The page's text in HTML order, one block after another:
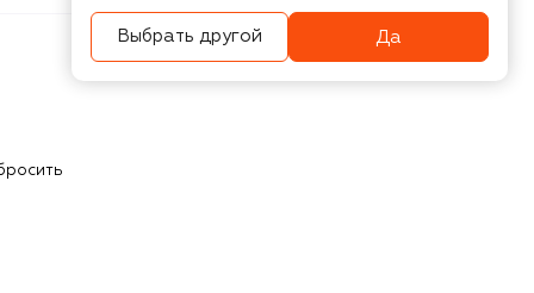
Выбрать другой Да